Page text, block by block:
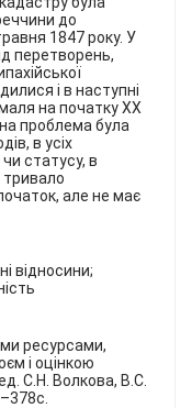
до
1847 року. У
перетворень,
і в наступні
на початку ХХ
проблема була
в усіх
статусу, в
тривало
але не має
відносини;
ресурсами,
і оцінкою
С.Н. Волкова, В.С.